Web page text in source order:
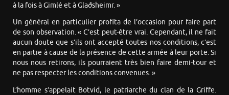
à la fois à Gimlé et à Glaðsheimr. »
Un général en particulier profita de l’occasion pour faire part
de son observation. « C’est peut-être vrai. Cependant, il ne fait
aucun doute que s’ils ont accepté toutes nos conditions, c’est
en partie à cause de la présence de cette armée à leur porte. Si
nous nous retirons, ils pourraient très bien faire demi-tour et
ne pas respecter les conditions convenues. »
L’homme s’appelait Botvid, le patriarche du clan de la Griffe.